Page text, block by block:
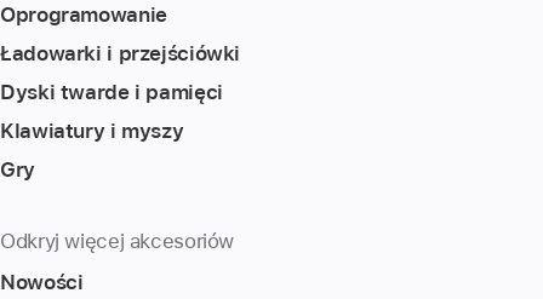
Oprogramowanie
Ładowarki i przejściówki
Dyski twarde i pamięci
Klawiatury i myszy
Gry
Odkryj więcej akcesoriów
Nowości